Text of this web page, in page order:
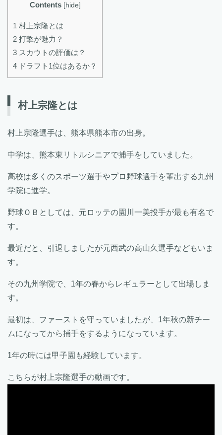
Contents [hide]
1 村上宗隆とは
2 打撃が魅力？
3 スカウトの評価は？
4 ドラフト1位はあるか？
村上宗隆とは
村上宗隆選手は、熊本県熊本市の出身。
中学は、熊本東リトルシニアで捕手をしていました。
高校は多くのスポーツ選手やプロ野球選手を輩出する九州
学院に進学。
野球ＯＢとしては、元ロッテの園川一美投手が最も有名で
す。
最近だと、引退しましたが元西武の高山久選手などもいま
す。
その九州学院で、1年の春からレギュラーとして出場しま
す。
最初は、ファーストを守っていましたが、1年秋の新チー
ムになってから捕手をするようになっています。
1年の時には甲子園も経験しています。
こちらが村上宗隆選手の動画です。